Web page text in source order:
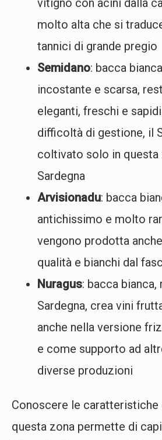
molto alta che si
tannici di grande pregio
Semidano: bacca
incostante e scarsa,
eleganti, freschi e
difficoltà di gestione, il
coltivato solo in questa
Sardegna
Arvisionadu: bacca
antichissimo e molto
vengono prodotta
qualità e bianchi dal
Nuragus: bacca
Sardegna, crea vini
anche nella versione
e come supporto ad
diverse produzioni
Conoscere le
questa zona permette di